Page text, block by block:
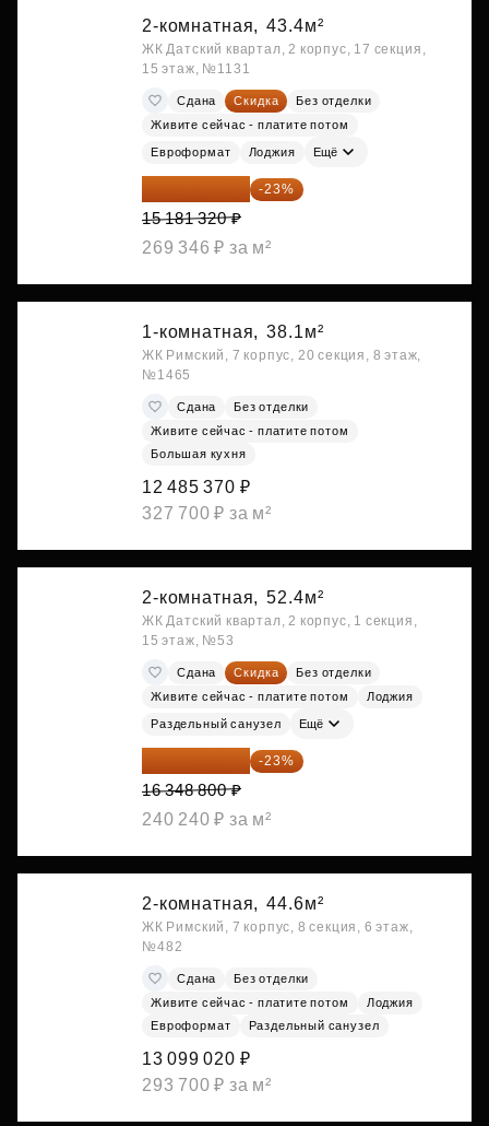
2-комнатная, 43.4м²
ЖК Датский квартал, 2 корпус, 17 секция,
15 этаж, №1131
Сдана Скидка
Без отделки
Живите сейчас - платите потом
Евроформат Лоджия Ещё
11 689 616 ₽ -23%
15 181 320 ₽
269 346 ₽ за м²
1-комнатная, 38.1м²
ЖК Римский, 7 корпус, 20 секция, 8 этаж,
№1465
Сдана
Без отделки
Живите сейчас - платите потом
Большая кухня
12 485 370 ₽
327 700 ₽ за м²
2-комнатная, 52.4м²
ЖК Датский квартал, 2 корпус, 1 секция,
15 этаж, №53
Сдана Скидка
Без отделки
Живите сейчас - платите потом
Лоджия
Раздельный санузел Ещё
12 588 576 ₽ -23%
16 348 800 ₽
240 240 ₽ за м²
2-комнатная, 44.6м²
ЖК Римский, 7 корпус, 8 секция, 6 этаж,
№482
Сдана
Без отделки
Живите сейчас - платите потом
Лоджия
Евроформат
Раздельный санузел
13 099 020 ₽
293 700 ₽ за м²